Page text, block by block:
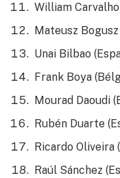
William
Mateusz Bogusz
Unai Bilbao
Frank Boya
Mourad Daoudi
Rubén Duarte
Ricardo Oliveira
Raúl Sánchez